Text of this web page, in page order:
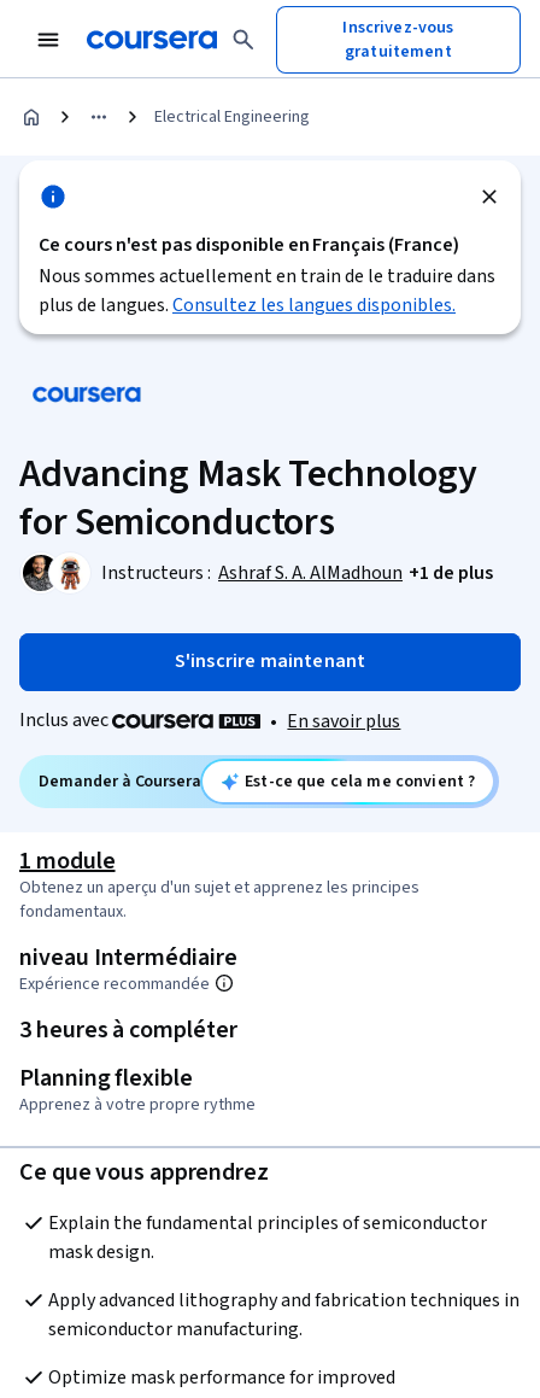
Inscrivez-vous
gratuitement
Electrical Engineering
Ce cours n'est pas disponible en Français (France)
Nous sommes actuellement en train de le traduire dans
plus de langues.Consultez les langues disponibles.
Advancing Mask Technology
for Semiconductors
Instructeurs : Ashraf S. A. AlMadhoun +1 de plus
S'inscrire maintenant
Inclus avec • En savoir plus
Demander à Coursera Est-ce que cela me convient ?
1 module
Obtenez un aperçu d'un sujet et apprenez les principes
fondamentaux.
niveau Intermédiaire
Expérience recommandée
3 heures à compléter
Planning flexible
Apprenez à votre propre rythme
Ce que vous apprendrez
Explain the fundamental principles of semiconductor
mask design.
Apply advanced lithography and fabrication techniques in
semiconductor manufacturing.
Optimize mask performance for improved